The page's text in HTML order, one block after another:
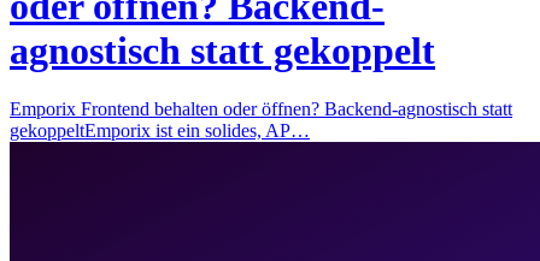
agnostisch statt gekoppelt
Emporix Frontend behalten oder öffnen? Backend-agnostisch statt
gekoppeltEmporix ist ein solides, AP…